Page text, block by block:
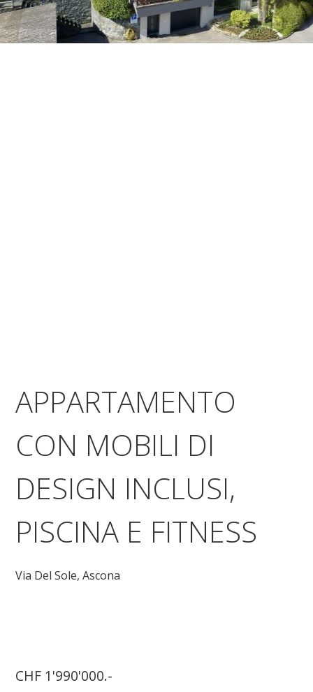
APPARTAMENTO
CON MOBILI DI
DESIGN INCLUSI,
PISCINA E FITNESS
Via Del Sole,Ascona
CHF 1'990'000.-